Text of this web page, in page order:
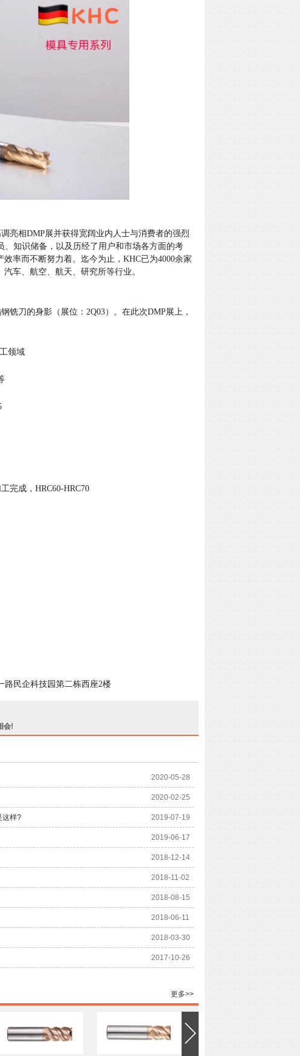
亮相DMP展并获得宽阔业内人士与消费者的强烈
、知识储备，以及历经了用户和市场各方面的考
率而不断努力着。迄今为止，KHC已为4000余家
车、航空、航天、研究所等行业。
铣刀的身影（展位：2Q03）。在此次DMP展上，
领域
完成，HRC60-HRC70
路民企科技园第二栋西座2楼
会!
2020-05-28
2020-02-25
2019-07-19
这样?
2019-06-17
2018-12-14
2018-11-02
2018-08-15
2018-06-11
2018-03-30
2017-10-26
更多>>